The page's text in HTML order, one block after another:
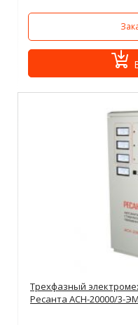
Трехфазный
Ресанта АСН-20000/3-ЭМ